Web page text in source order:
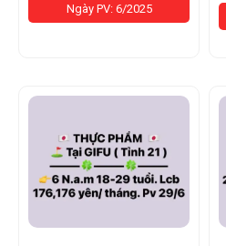
Ngày PV: 6/2025